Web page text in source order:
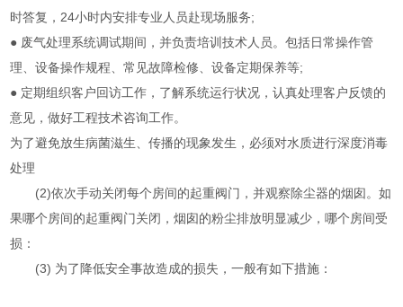
时答复，24小时内安排专业人员赴现场服务;
● 废气处理系统调试期间，并负责培训技术人员。包括日常操作管
理、设备操作规程、常见故障检修、设备定期保养等;
● 定期组织客户回访工作，了解系统运行状况，认真处理客户反馈的
意见，做好工程技术咨询工作。
为了避免放生病菌滋生、传播的现象发生，必须对水质进行深度消毒
处理
(2)依次手动关闭每个房间的起重阀门，并观察除尘器的烟囱。如
果哪个房间的起重阀门关闭，烟囱的粉尘排放明显减少，哪个房间受
损：
(3) 为了降低安全事故造成的损失，一般有如下措施：